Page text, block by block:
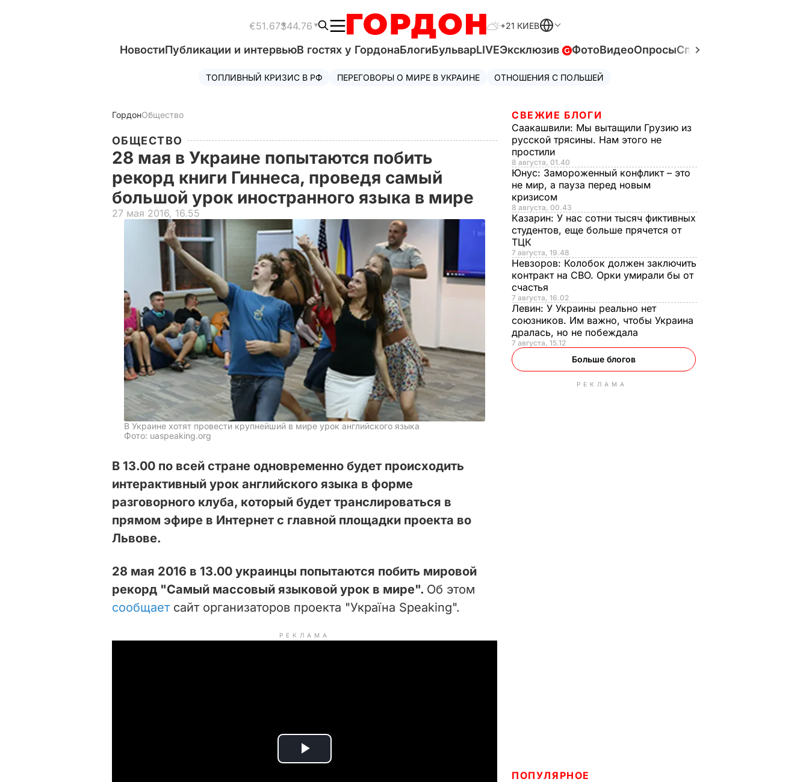
€51.67$44.76 +21 КИЕВ
НовостиПубликации и интервьюВ гостях у ГордонаБлогиБульварLIVEЭксклюзив ФотоВидеоОпросыСпецпроекты
ТОПЛИВНЫЙ КРИЗИС В РФ ПЕРЕГОВОРЫ О МИРЕ В УКРАИНЕ ОТНОШЕНИЯ С ПОЛЬШЕЙ
ГордонОбщество
ОБЩЕСТВО
28 мая в Украине попытаются побить
рекорд книги Гиннеса, проведя самый
большой урок иностранного языка в мире
27 мая 2016, 16.55
В Украине хотят провести крупнейший в мире урок английского языка
Фото: uaspeaking.org
В 13.00 по всей стране одновременно будет происходить
интерактивный урок английского языка в форме
разговорного клуба, который будет транслироваться в
прямом эфире в Интернет с главной площадки проекта во
Львове.
28 мая 2016 в 13.00 украинцы попытаются побить мировой
рекорд "Самый массовый языковой урок в мире". Об этом
сообщаетсайт организаторов проекта "Україна Speaking".
РЕКЛАМА
P
СВЕЖИЕ БЛОГИ
Саакашвили: Мы вытащили Грузию из
русской трясины. Нам этого не
простили
8 августа, 01.40
Юнус: Замороженный конфликт – это
не мир, а пауза перед новым
кризисом
8 августа, 00.43
Казарин: У нас сотни тысяч фиктивных
студентов, еще больше прячется от
ТЦК
7 августа, 19.48
Невзоров: Колобок должен заключить
контракт на СВО. Орки умирали бы от
счастья
7 августа, 16.02
Левин: У Украины реально нет
союзников. Им важно, чтобы Украина
дралась, но не побеждала
7 августа, 15.12
Больше блогов
РЕКЛАМА
ПОПУЛЯРНОЕ